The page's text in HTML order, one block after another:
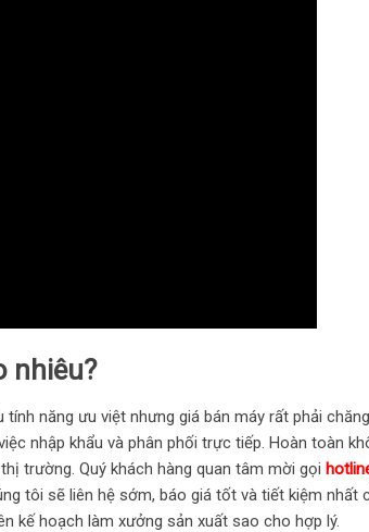
nhiêu?
năng ưu việt nhưng giá bán máy rất phải
nhập khẩu và phân phối trực tiếp. Hoàn toàn
trường. Quý khách hàng quan tâm mời gọi
tôi sẽ liên hệ sớm, báo giá tốt và tiết kiệm nhất
kế hoạch làm xưởng sản xuất sao cho hợp lý.